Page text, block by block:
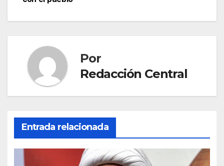
Por
Redacción Central
Entrada relacionada